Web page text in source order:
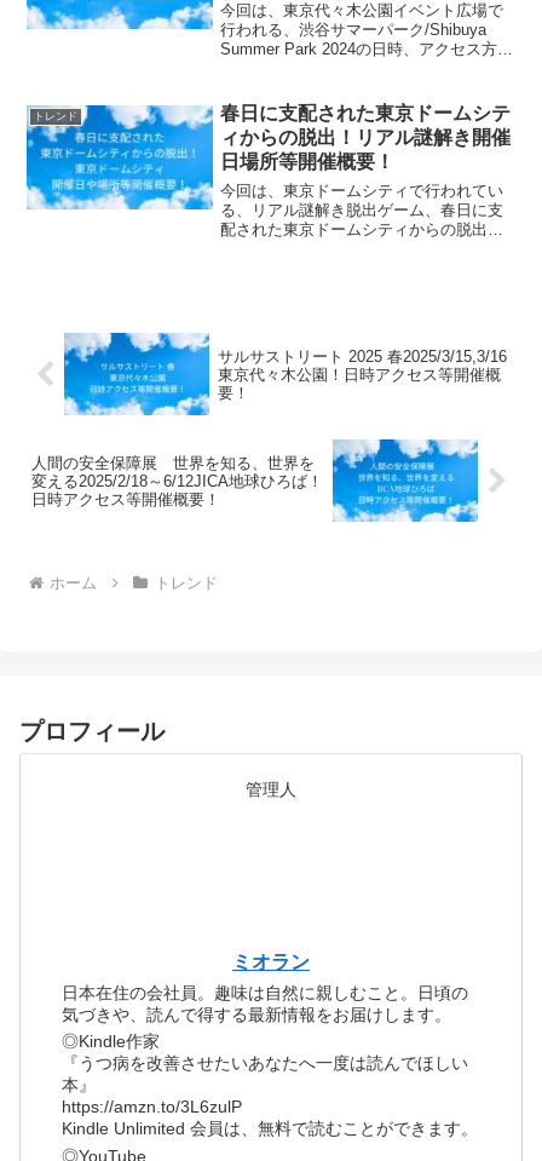
今回は、東京代々木公園イベント広場で
行われる、渋谷サマーパーク/Shibuya
Summer Park 2024の日時、アクセス方
設で使える楽天トラベルクーポン 寄付...
トレンド
春日に支配された東京ドームシテ
ィからの脱出！リアル謎解き開催
日場所等開催概要！
今回は、東京ドームシティで行われてい
る、リアル謎解き脱出ゲーム、春日に支
配された東京ドームシティからの脱出！
サルサストリート 2025 春2025/3/15,3/16
東京代々木公園！日時アクセス等開催概
要！
人間の安全保障展 世界を知る、世界を
変える2025/2/18～6/12JICA地球ひろば！
日時アクセス等開催概要！
ホーム トレンド
プロフィール
管理人
ミオラン
日本在住の会社員。趣味は自然に親しむこと。日頃の
気づきや、読んで得する最新情報をお届けします。
◎Kindle作家
『うつ病を改善させたいあなたへ一度は読んでほしい
本』
https://amzn.to/3L6zulP
Kindle Unlimited 会員は、無料で読むことができます。
◎YouTube